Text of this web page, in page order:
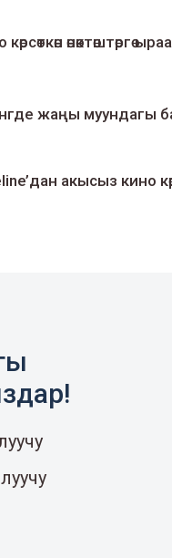
өнөктөштөргө
жаңы муундагы
акысыз кино